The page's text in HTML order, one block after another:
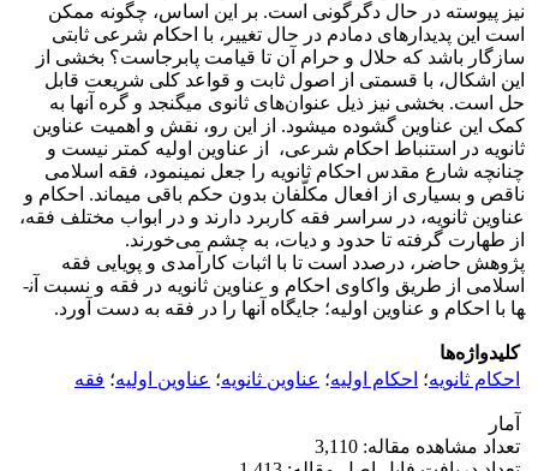
نیز پیوسته در حال دگرگونی است. بر این اساس، چگونه ممکن
است این پدیدارهای دمادم در حال تغییر، با احکام شرعی ثابتی
سازگار باشد که حلال و حرام آن تا قیامت پابرجاست؟ بخشی از
این اشکال، با قسمتی از اصول ثابت و قواعد کلی شریعت قابل
حل است. بخشی نیز ذیل عنوان‌های ثانوی می­گنجد و گره آن­ها به
کمک این عناوین گشوده می­شود. از این رو، نقش و اهمیت عناوین
ثانویه در استنباط احکام شرعی، از عناوین اولیه کم­تر نیست و
چنانچه شارع مقدس احکام ثانویه را جعل نمی­نمود، فقه اسلامی
ناقص و بسیاری از افعال مکلّفان بدون حکم باقی می­ماند. احکام و
عناوین ثانویه، در سراسر فقه کاربرد دارند و در ابواب مختلف فقه،
از طهارت گرفته تا حدود و دیات، به چشم می‌خورند.
پژوهش حاضر، درصدد است تا با اثبات کارآمدی و پویایی فقه
اسلامی از طریق واکاوی احکام و عناوین ثانویه در فقه و نسبت آن­
ها با احکام و عناوین اولیه؛ جایگاه آن­ها را در فقه به دست آورد.
کلیدواژه‌ها
احکام ثانویه؛ احکام اولیه؛ عناوین ثانویه؛ عناوین اولیه؛ فقه
آمار
تعداد مشاهده مقاله: 3,110